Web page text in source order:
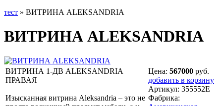
тест » ВИТРИНА ALEKSANDRIA
ВИТРИНА ALEKSANDRIA
ВИТРИНА 1-ДВ ALEKSANDRIA
ПРАВАЯ
Изысканная витрина Aleksandria – это не
Цена: 567000 руб.
добавить в корзину
Артикул: 355552E
Фабрика: